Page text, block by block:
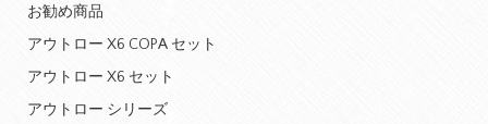
お勧め商品
アウトロー X6 COPA セット
アウトロー X6 セット
アウトロー シリーズ